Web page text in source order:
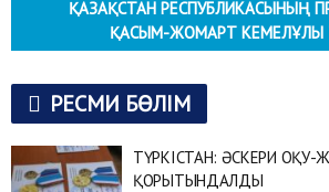
ҚАЗАҚСТАН РЕСПУБЛИКАСЫНЫҢ
ҚАСЫМ-ЖОМАРТ КЕМЕЛҰЛЫ
РЕСМИ БӨЛІМ
ТҮРКІСТАН: ӘСКЕРИ
ҚОРЫТЫНДАЛДЫ